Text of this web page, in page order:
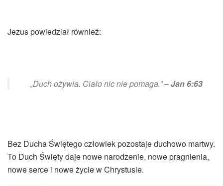
Jezus powiedział również:
„Duch ożywia. Ciało nic nie pomaga.” –Jan 6:63
Bez Ducha Świętego człowiek pozostaje duchowo martwy.
To Duch Święty daje nowe narodzenie, nowe pragnienia,
nowe serce i nowe życie w Chrystusie.